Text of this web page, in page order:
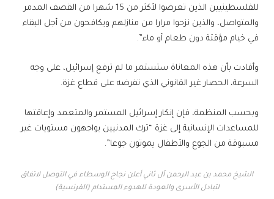
للفلسطينيين الذين تعرضوا لأكثر من 15 شهرا من القصف المدمر
والمتواصل، والذين نزحوا مرارا من منازلهم ويكافحون من أجل البقاء
في خيام مؤقتة دون طعام أو ماء”.
وأفادت بأن هذه المعاناة ستستمر ما لم ترفع إسرائيل، على وجه
السرعة، الحصار غير القانوني الذي تفرضه على قطاع غزة.
وبحسب المنظمة، فإن إنكار إسرائيل المستمر والمتعمد وإعاقتها
للمساعدات الإنسانية إلى غزة “ترك المدنيين يواجهون مستويات غير
مسبوقة من الجوع والأطفال يموتون جوعا”.
الشيخ محمد بن عبد الرحمن آل ثاني أعلن نجاح الوسطاء في التوصل لاتفاق
لتبادل الأسرى والعودة للهدوء المستدام (الفرنسية)